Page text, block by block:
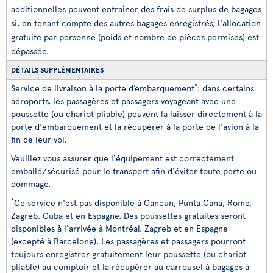
additionnelles peuvent entraîner des frais de surplus de bagages
si, en tenant compte des autres bagages enregistrés, l'allocation
gratuite par personne (poids et nombre de pièces permises) est
dépassée.
DÉTAILS SUPPLÉMENTAIRES
Service de livraison à la porte d’embarquement*: dans certains
aéroports, les passagères et passagers voyageant avec une
poussette (ou chariot pliable) peuvent la laisser directement à la
porte d'embarquement et la récupérer à la porte de l'avion à la
fin de leur vol.
Veuillez vous assurer que l'équipement est correctement
emballé/sécurisé pour le transport afin d'éviter toute perte ou
dommage.
*Ce service n'est pas disponible à Cancun, Punta Cana, Rome,
Zagreb, Cuba et en Espagne. Des poussettes gratuites seront
disponibles à l'arrivée à Montréal, Zagreb et en Espagne
(excepté à Barcelone). Les passagères et passagers pourront
toujours enregistrer gratuitement leur poussette (ou chariot
pliable) au comptoir et la récupérer au carrousel à bagages à